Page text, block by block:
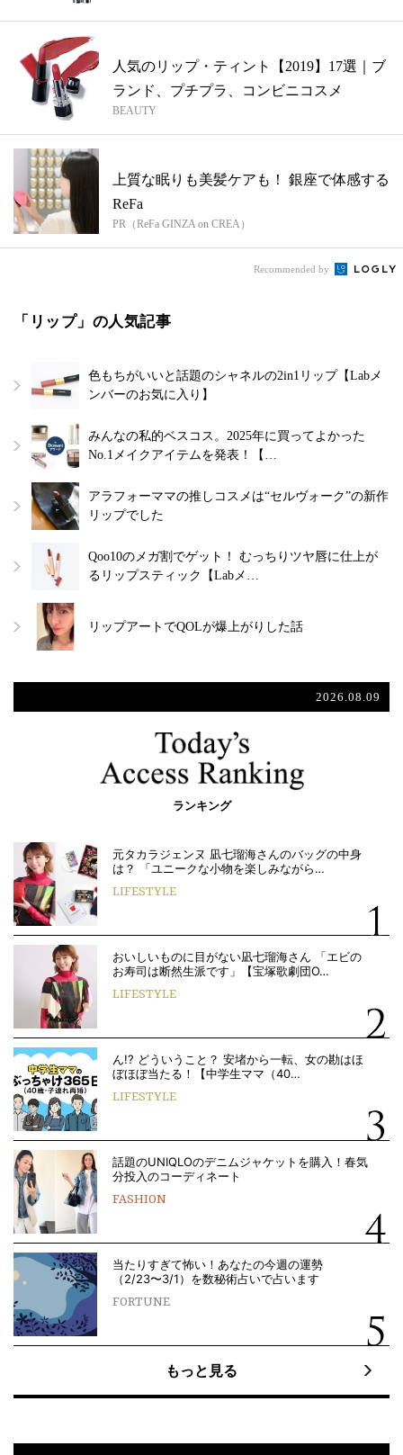
人気のリップ・ティント【2019】17選｜ブ
ランド、プチプラ、コンビニコスメ
BEAUTY
上質な眠りも美髪ケアも！ 銀座で体感する
ReFa
PR（ReFa GINZA on CREA）
Recommended by
「リップ」の人気記事
色もちがいいと話題のシャネルの2in1リップ【Labメ
ンバーのお気に入り】
みんなの私的ベスコス。2025年に買ってよかった
No.1メイクアイテムを発表！【…
アラフォーママの推しコスメは“セルヴォーク”の新作
リップでした
Qoo10のメガ割でゲット！ むっちりツヤ唇に仕上が
るリップスティック【Labメ…
リップアートでQOLが爆上がりした話
2026.08.09
ランキング
元タカラジェンヌ 凪七瑠海さんのバッグの中身
は？ 「ユニークな小物を楽しみながら…
LIFESTYLE
おいしいものに目がない凪七瑠海さん 「エビの
お寿司は断然生派です」【宝塚歌劇団O…
LIFESTYLE
ん!? どういうこと？ 安堵から一転、女の勘はほ
ぼほぼ当たる！【中学生ママ（40…
LIFESTYLE
話題のUNIQLOのデニムジャケットを購入！春気
分投入のコーディネート
FASHION
当たりすぎて怖い！あなたの今週の運勢
（2/23〜3/1）を数秘術占いで占います
FORTUNE
もっと見る